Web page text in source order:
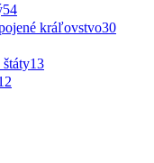
54
kráľovstvo30
štáty13